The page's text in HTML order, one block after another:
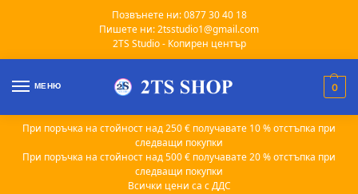
Позвънете ни: 0877 30 40 18
Пишете ни: 2tsstudio1@gmail.com
2TS Studio - Копирен център
МЕНЮ 0
При поръчка на стойност над 250 € получавате 10 % отстъпка при
следващи покупки
При поръчка на стойност над 500 € получавате 20 % отстъпка при
следващи покупки
Всички цени са с ДДС